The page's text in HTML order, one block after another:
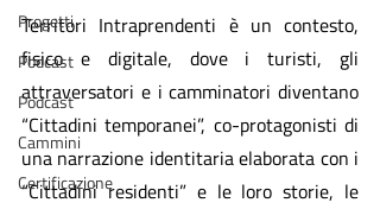
Progetti
Podcast
Podcast
Cammini
Certificazione
Territori Intraprendenti è un contesto,
fisico e digitale, dove i turisti, gli
attraversatori e i camminatori diventano
“Cittadini temporanei”, co-protagonisti di
una narrazione identitaria elaborata con i
“Cittadini residenti” e le loro storie, le